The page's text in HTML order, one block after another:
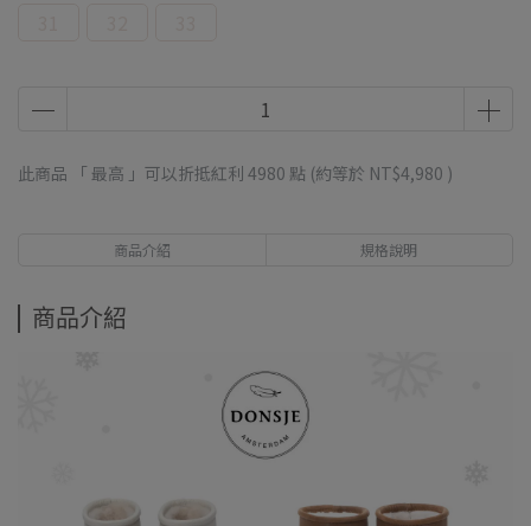
此商品 「 最高 」可以折抵紅利 4980 點 (約等於 NT$4,980 )
商品介紹 規格說明
商品介紹